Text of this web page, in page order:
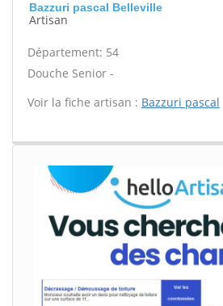
Bazzuri pascal Belleville
Artisan
Département: 54
Douche Senior -
Voir la fiche artisan : Bazzuri pascal